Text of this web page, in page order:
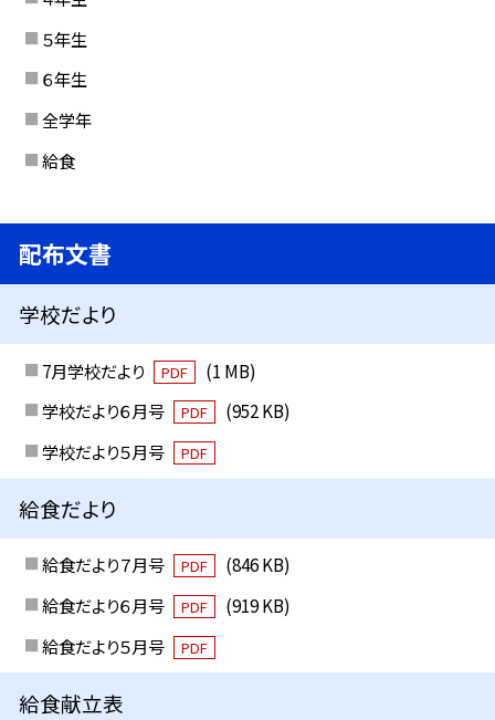
５年生
６年生
全学年
給食
配布文書
学校だより
7月学校だより PDF
(1 MB)
学校だより６月号
PDF
(952 KB)
学校だより５月号
PDF
給食だより
給食だより７月号 PDF
(846 KB)
給食だより６月号
PDF
(919 KB)
給食だより５月号
PDF
給食献立表